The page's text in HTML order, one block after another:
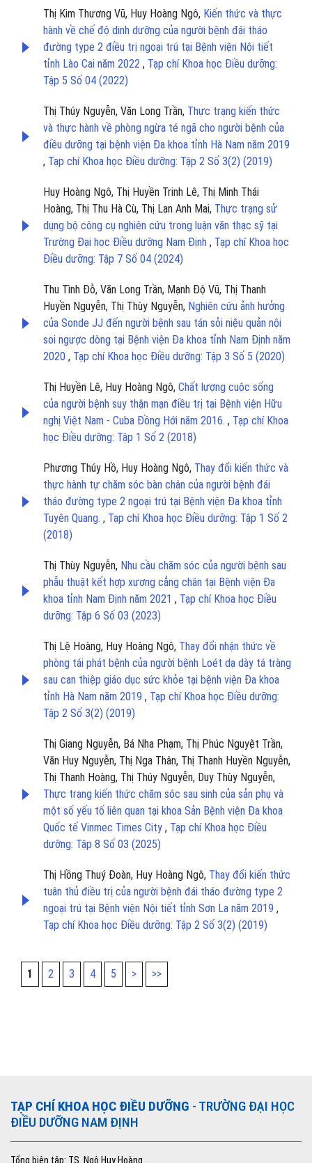
Thị Kim Thương Vũ, Huy Hoàng Ngô, Kiến thức và thực
hành về chế độ dinh dưỡng của người bệnh đái tháo
đường type 2 điều trị ngoại trú tại Bệnh viện Nội tiết
tỉnh Lào Cai năm 2022 , Tạp chí Khoa học Điều dưỡng:
Tập 5 Số 04 (2022)
Thị Thúy Nguyễn, Văn Long Trần, Thực trạng kiến thức
và thực hành về phòng ngừa té ngã cho người bệnh của
điều dưỡng tại bệnh viện Đa khoa tỉnh Hà Nam năm 2019
, Tạp chí Khoa học Điều dưỡng: Tập 2 Số 3(2) (2019)
Huy Hoàng Ngô, Thị Huyền Trinh Lê, Thị Minh Thái
Hoàng, Thị Thu Hà Cù, Thị Lan Anh Mai, Thực trạng sử
dụng bộ công cụ nghiên cứu trong luận văn thạc sỹ tại
Trường Đại học Điều dưỡng Nam Định , Tạp chí Khoa học
Điều dưỡng: Tập 7 Số 04 (2024)
Thu Tình Đỗ, Văn Long Trần, Mạnh Độ Vũ, Thị Thanh
Huyền Nguyễn, Thị Thùy Nguyễn, Nghiên cứu ảnh hưởng
của Sonde JJ đến người bệnh sau tán sỏi niệu quản nội
soi ngược dòng tại Bệnh viện Đa khoa tỉnh Nam Định năm
2020 , Tạp chí Khoa học Điều dưỡng: Tập 3 Số 5 (2020)
Thị Huyền Lê, Huy Hoàng Ngô, Chất lượng cuộc sống
của người bệnh suy thận mạn điều trị tại Bệnh viện Hữu
nghị Việt Nam - Cuba Đồng Hới năm 2016. , Tạp chí Khoa
học Điều dưỡng: Tập 1 Số 2 (2018)
Phương Thúy Hồ, Huy Hoàng Ngô, Thay đổi kiến thức và
thực hành tự chăm sóc bàn chân của người bệnh đái
tháo đường type 2 ngoại trú tại Bệnh viện Đa khoa tỉnh
Tuyên Quang. , Tạp chí Khoa học Điều dưỡng: Tập 1 Số 2
(2018)
Thị Thùy Nguyễn, Nhu cầu chăm sóc của người bệnh sau
phẫu thuật kết hợp xương cẳng chân tại Bệnh viện Đa
khoa tỉnh Nam Định năm 2021 , Tạp chí Khoa học Điều
dưỡng: Tập 6 Số 03 (2023)
Thị Lệ Hoàng, Huy Hoàng Ngô, Thay đổi nhận thức về
phòng tái phát bệnh của người bệnh Loét dạ dày tá tràng
sau can thiệp giáo dục sức khỏe tại bệnh viện Đa khoa
tỉnh Hà Nam năm 2019 , Tạp chí Khoa học Điều dưỡng:
Tập 2 Số 3(2) (2019)
Thị Giang Nguyễn, Bá Nha Phạm, Thị Phúc Nguyệt Trần,
Văn Huy Nguyễn, Thị Nga Thân, Thị Thanh Huyền Nguyễn,
Thị Thanh Hoàng, Thị Thúy Nguyễn, Duy Thùy Nguyễn,
Thực trạng kiến thức chăm sóc sau sinh của sản phụ và
một số yếu tố liên quan tại khoa Sản Bệnh viện Đa khoa
Quốc tế Vinmec Times City , Tạp chí Khoa học Điều
dưỡng: Tập 8 Số 03 (2025)
Thị Hồng Thuý Đoàn, Huy Hoàng Ngô, Thay đổi kiến thức
tuân thủ điều trị của người bệnh đái tháo đường type 2
ngoại trú tại Bệnh viện Nội tiết tỉnh Sơn La năm 2019 ,
Tạp chí Khoa học Điều dưỡng: Tập 2 Số 3(2) (2019)
1 2 3 4 5 > >>
TẠP CHÍ KHOA HỌC ĐIỀU DƯỠNG - TRƯỜNG ĐẠI HỌC
ĐIỀU DƯỠNG NAM ĐỊNH
Tổng biên tập: TS. Ngô Huy Hoàng